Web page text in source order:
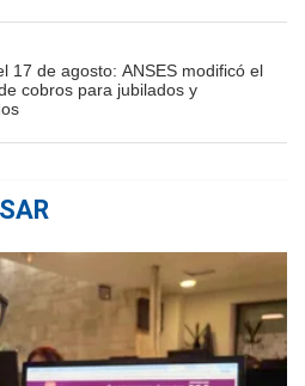
17 de agosto: ANSES modificó el
cobros para jubilados y